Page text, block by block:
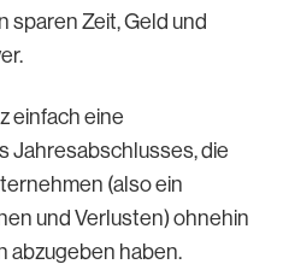
sparen Zeit, Geld und
einfach eine
Jahresabschlusses, die
(also ein
und Verlusten) ohnehin
abzugeben haben.